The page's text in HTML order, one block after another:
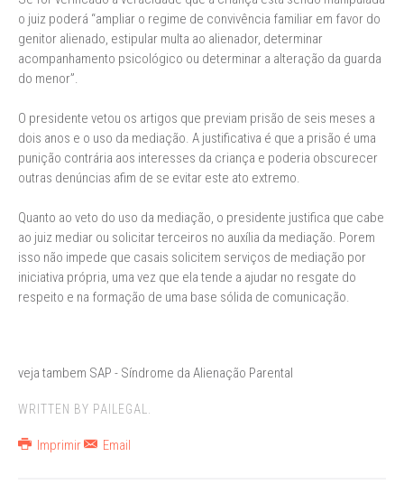
o juiz poderá “ampliar o regime de convivência familiar em favor do
genitor alienado, estipular multa ao alienador, determinar
acompanhamento psicológico ou determinar a alteração da guarda
do menor”.
O presidente vetou os artigos que previam prisão de seis meses a
dois anos e o uso da mediação. A justificativa é que a prisão é uma
punição contrária aos interesses da criança e poderia obscurecer
outras denúncias afim de se evitar este ato extremo.
Quanto ao veto do uso da mediação, o presidente justifica que cabe
ao juiz mediar ou solicitar terceiros no auxília da mediação. Porem
isso não impede que casais solicitem serviços de mediação por
iniciativa própria, uma vez que ela tende a ajudar no resgate do
respeito e na formação de uma base sólida de comunicação.
veja tambem SAP - Síndrome da Alienação Parental
WRITTEN BY PAILEGAL.
Imprimir Email